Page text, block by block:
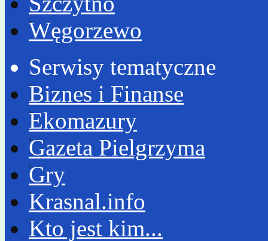
Węgorzewo
Serwisy tematyczne
Biznes i Finanse
Ekomazury
Gazeta Pielgrzyma
Gry
Krasnal.info
Kto jest kim...